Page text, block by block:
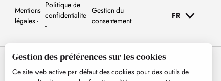
Mentions
légales
Politique de
confidentialite
Gestion du
consentement
FR
Gestion des préférences sur les cookies
Ce site web active par défaut des cookies pour des outils de